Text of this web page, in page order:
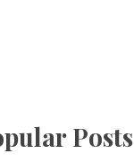
Posts